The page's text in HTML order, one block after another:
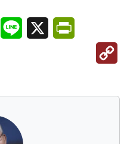
LinkedInLine X